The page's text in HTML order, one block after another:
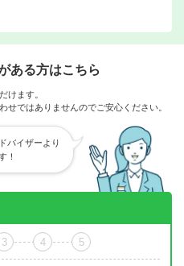
ある方はこちら
けます。
せではありませんのでご安心ください。
バイザーより
！
3 4 5